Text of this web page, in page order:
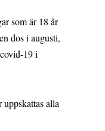
som är 18 år
dos i augusti,
19 i
uppskattas alla